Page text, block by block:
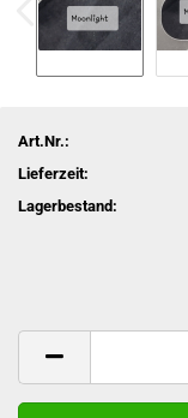
Art.Nr.:
Lieferzeit:
Lagerbestand: